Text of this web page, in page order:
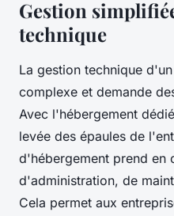
Gestion
technique
La gestion technique
complexe et demande
Avec l'hébergement
levée des épaules de
d'hébergement prend en
d'administration, de
Cela permet aux